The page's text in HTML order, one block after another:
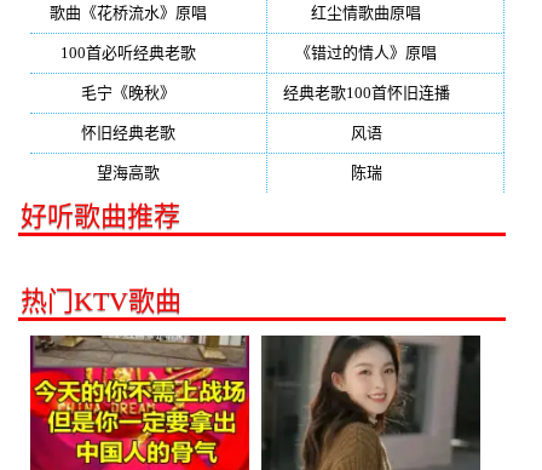
歌曲《花桥流水》原唱 红尘情歌曲原唱
100首必听经典老歌 《错过的情人》原唱
毛宁《晚秋》 经典老歌100首怀旧连播(134)
怀旧经典老歌 风语(132)
望海高歌 陈瑞(128)
好听歌曲推荐
热门KTV歌曲